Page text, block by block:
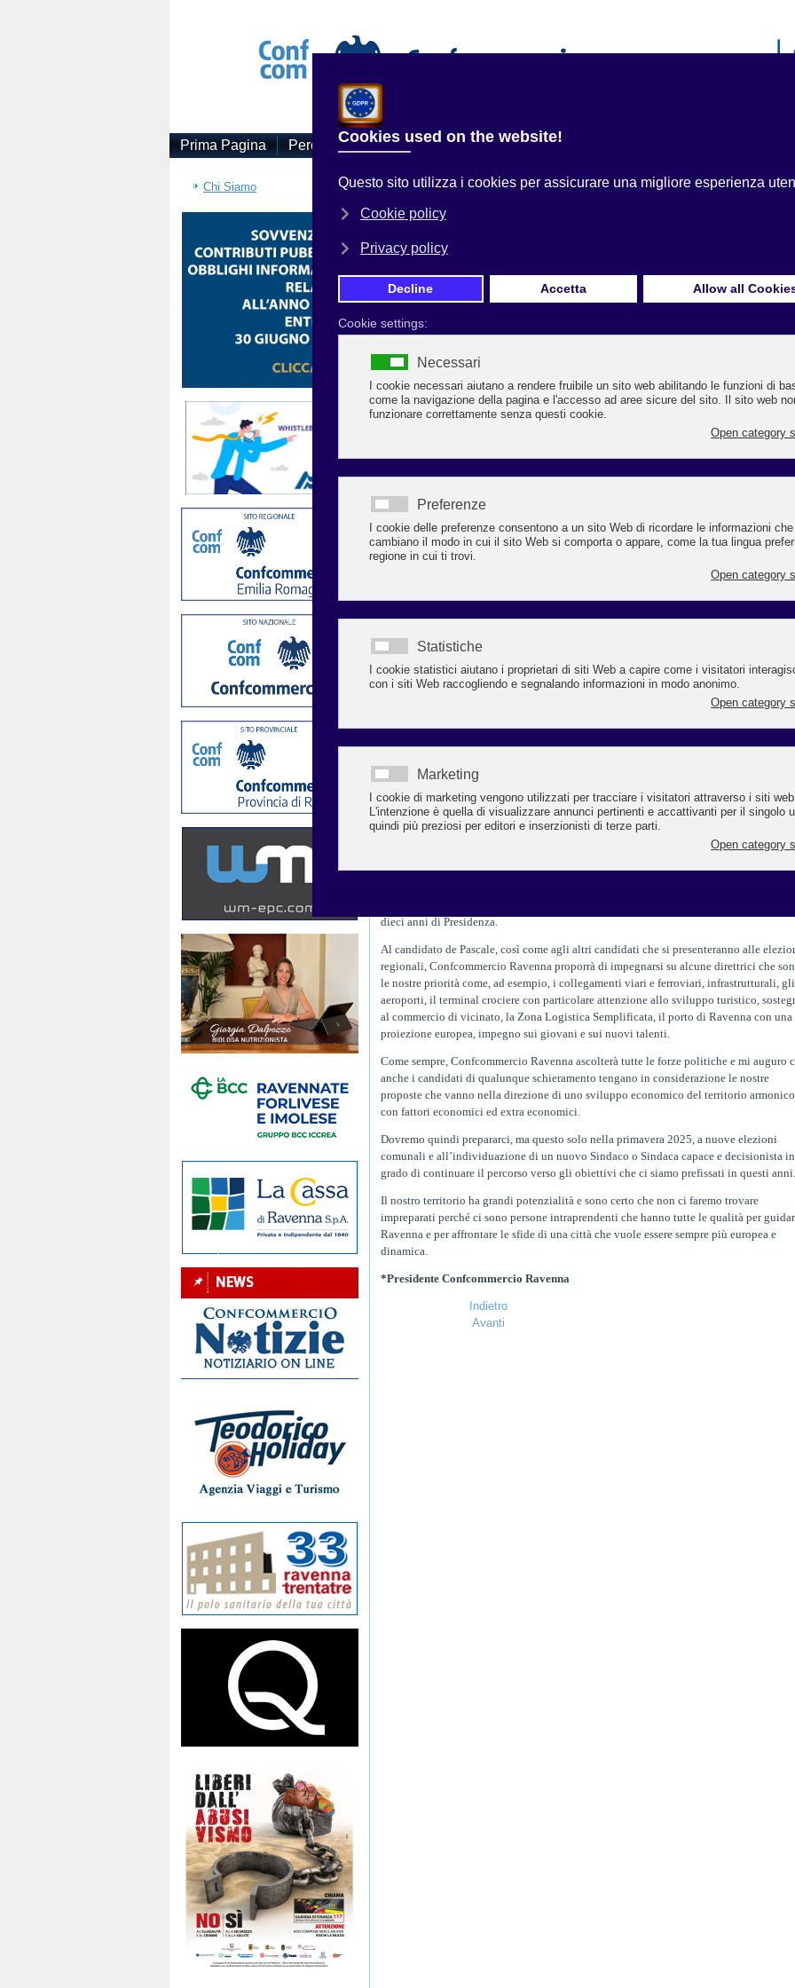
Prima Pagina Perchè Associarsi Servizi alle Imprese
Chi Siamo
Sei qui:Home Uncategorised
UN ROMAGNOLO CANDIDATO
GOVERNATORE DELL’EMILIA-ROMAGNA È UNA BUONA NOTIZIA
Prima Pagina
UN ROMAGNOLO CANDIDATO GOVERNATORE
DELL’EMILIA-ROMAGNA È UNA BUONA
di Mauro Mambelli*
probabilmente si svolgeranno a novembre per eleggere il nuovo Governatore
felice, perché è una persona seria, schietta e competente che in questi anni, come
di Ravenna, ha lavorato bene.
Un romagnolo come candidato Governatore dell’Emilia-Romagna è una buona notizia
per il nostro territorio: de Pascale, recentemente accreditato del terzo posto nella
dei Sindaci più amati in Italia dal sondaggio del Sole 24 ore, può contribuire a
un futuro solido alla regione, una prospettiva dinamica fatta di scelte strategiche, con
E’ certamente l’erede naturale di Stefano Bonaccini il quale ha sempre mostrato
dieci anni di Presidenza.
Al candidato de Pascale, così come agli altri candidati che si presenteranno alle
regionali, Confcommercio Ravenna proporrà di impegnarsi su alcune direttrici che
le nostre priorità come, ad esempio, i collegamenti viari e ferroviari, infrastrutturali, gli
aeroporti, il terminal crociere con particolare attenzione allo sviluppo turistico,
al commercio di vicinato, la Zona Logistica Semplificata, il porto di Ravenna con una
proiezione europea, impegno sui giovani e sui nuovi talenti.
Come sempre, Confcommercio Ravenna ascolterà tutte le forze politiche e mi auguro
anche i candidati di qualunque schieramento tengano in considerazione le nostre
proposte che vanno nella direzione di uno sviluppo economico del territorio armonico
con fattori economici ed extra economici.
Dovremo quindi prepararci, ma questo solo nella primavera 2025, a nuove elezioni
comunali e all’individuazione di un nuovo Sindaco o Sindaca capace e decisionista in
grado di continuare il percorso verso gli obiettivi che ci siamo prefissati in questi anni.
Il nostro territorio ha grandi potenzialità e sono certo che non ci faremo trovare
impreparati perché ci sono persone intraprendenti che hanno tutte le qualità per
Ravenna e per affrontare le sfide di una città che vuole essere sempre più europea e
dinamica.
*Presidente Confcommercio Ravenna
Indietro
Avanti